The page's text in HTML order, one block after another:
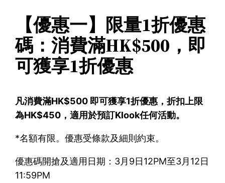
【優惠一】限量1折優惠
碼：消費滿HK$500，即
可獲享1折優惠
凡消費滿HK$500 即可獲享1折優惠，折扣上限
為HK$450，適用於預訂Klook任何活動。
*名額有限。優惠受條款及細則約束。
優惠碼開搶及適用日期：3月9日12PM至3月12日
11:59PM